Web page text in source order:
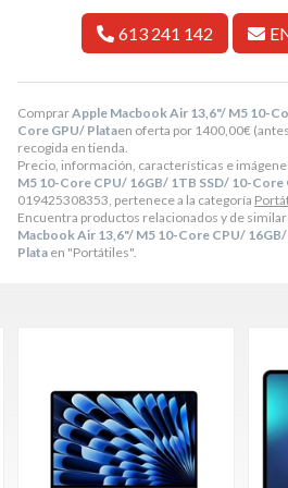
ComprarApple Macbook Air 13,6"/ M5 10-
Core GPU/ Plataen oferta por 1400,00€ (antes
recogida en tienda.
Precio, información, características e
M5 10-Core CPU/ 16GB/ 1TB SSD/ 10-Core
019425308353, pertenece a la categoría
Encuentra productos relacionados y de
Macbook Air 13,6"/ M5 10-Core CPU/
Plata en "Portátiles".
613 241 142